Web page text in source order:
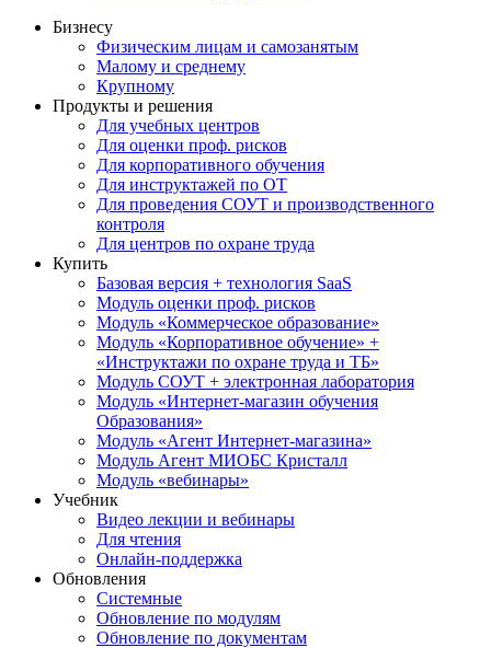
Бизнесу
Физическим лицам и самозанятым
Малому и среднему
Крупному
Продукты и решения
Для учебных центров
Для оценки проф. рисков
Для корпоративного обучения
Для инструктажей по ОТ
Для проведения СОУТ и производственного
контроля
Для центров по охране труда
Купить
Базовая версия + технология SaaS
Модуль оценки проф. рисков
Модуль «Коммерческое образование»
Модуль «Корпоративное обучение» +
«Инструктажи по охране труда и ТБ»
Модуль СОУТ + электронная лаборатория
Модуль «Интернет-магазин обучения
Образования»
Модуль «Агент Интернет-магазина»
Модуль Агент МИОБС Кристалл
Модуль «вебинары»
Учебник
Видео лекции и вебинары
Для чтения
Онлайн-поддержка
Обновления
Системные
Обновление по модулям
Обновление по документам